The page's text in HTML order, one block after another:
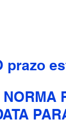
prazo